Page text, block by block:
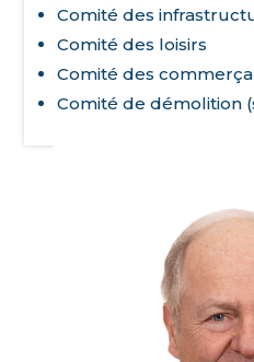
Comité des
Comité des loisirs
Comité des
Comité de démolition